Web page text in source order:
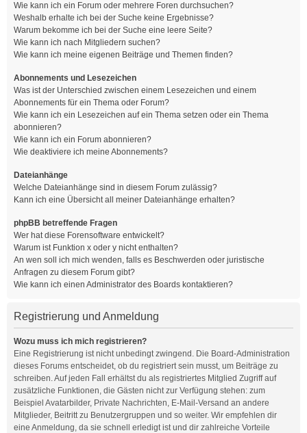
Wie kann ich ein Forum oder mehrere Foren durchsuchen?
Weshalb erhalte ich bei der Suche keine Ergebnisse?
Warum bekomme ich bei der Suche eine leere Seite?
Wie kann ich nach Mitgliedern suchen?
Wie kann ich meine eigenen Beiträge und Themen finden?
Abonnements und Lesezeichen
Was ist der Unterschied zwischen einem Lesezeichen und einem
Abonnements für ein Thema oder Forum?
Wie kann ich ein Lesezeichen auf ein Thema setzen oder ein Thema
abonnieren?
Wie kann ich ein Forum abonnieren?
Wie deaktiviere ich meine Abonnements?
Dateianhänge
Welche Dateianhänge sind in diesem Forum zulässig?
Kann ich eine Übersicht all meiner Dateianhänge erhalten?
phpBB betreffende Fragen
Wer hat diese Forensoftware entwickelt?
Warum ist Funktion x oder y nicht enthalten?
An wen soll ich mich wenden, falls es Beschwerden oder juristische
Anfragen zu diesem Forum gibt?
Wie kann ich einen Administrator des Boards kontaktieren?
Registrierung und Anmeldung
Wozu muss ich mich registrieren?
Eine Registrierung ist nicht unbedingt zwingend. Die Board-Administration
dieses Forums entscheidet, ob du registriert sein musst, um Beiträge zu
schreiben. Auf jeden Fall erhältst du als registriertes Mitglied Zugriff auf
zusätzliche Funktionen, die Gästen nicht zur Verfügung stehen: zum
Beispiel Avatarbilder, Private Nachrichten, E-Mail-Versand an andere
Mitglieder, Beitritt zu Benutzergruppen und so weiter. Wir empfehlen dir
eine Anmeldung, da sie schnell erledigt ist und dir zahlreiche Vorteile